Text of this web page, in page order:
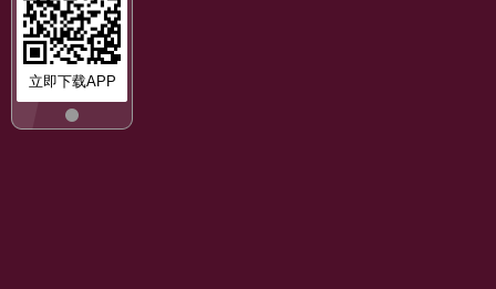
立即下载APP